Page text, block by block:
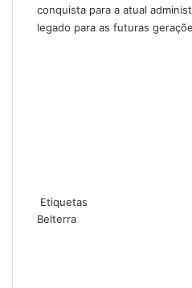
conquista para a atual
legado para as futuras
Etiquetas
Belterra